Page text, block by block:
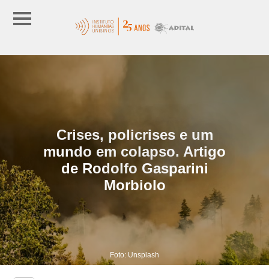
Crises, policrises e um
mundo em colapso. Artigo
de Rodolfo Gasparini
Morbiolo
Foto: Unsplash